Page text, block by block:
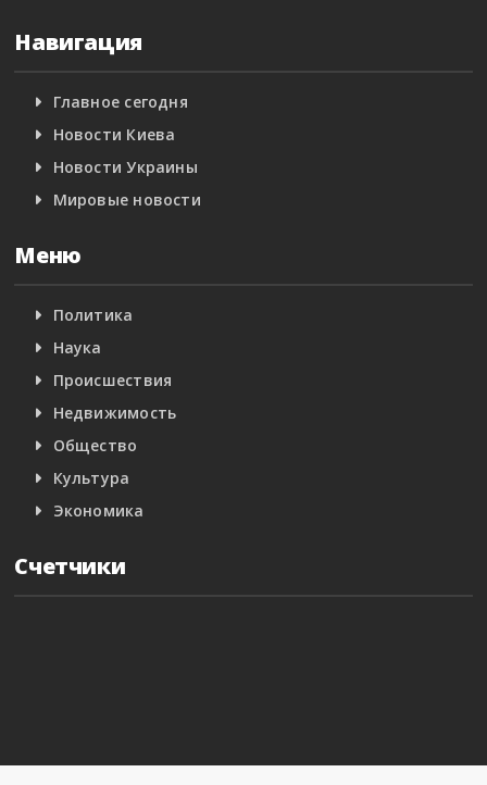
Навигация
Главное сегодня
Новости Киева
Новости Украины
Мировые новости
Меню
Политика
Наука
Происшествия
Недвижимость
Общество
Культура
Экономика
Счетчики